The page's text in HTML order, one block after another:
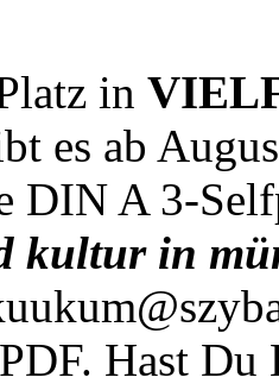
in
es ab
DIN A 3-
kultur in
Hast Du